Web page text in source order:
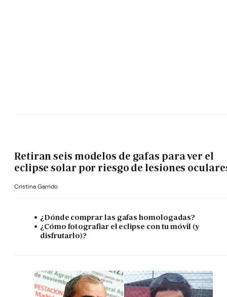
Retiran seis modelos de gafas para ver el
eclipse solar por riesgo de lesiones
Cristina Garrido
¿Dónde comprar las gafas homologadas?
¿Cómo fotografiar el eclipse con tu móvil (y
disfrutarlo)?